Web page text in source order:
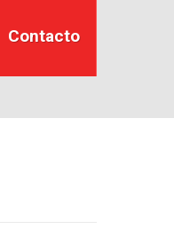
Contacto